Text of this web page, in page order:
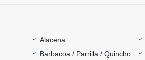
Alacena
Barbacoa / Parrilla / Quincho